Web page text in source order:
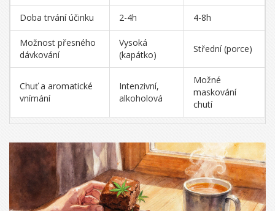
Doba trvání účinku 2-4h 4-8h
Možnost přesného
dávkování
Vysoká
(kapátko)
Střední (porce)
Chuť a aromatické
vnímání
Intenzivní,
alkoholová
Možné
maskování
chutí